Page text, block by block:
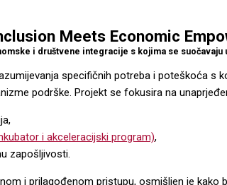
Meets Economic
i društvene integracije s kojima se
specifičnih potreba i poteškoća s
podrške. Projekt se fokusira na
i akceleracijski program),
zapošljivosti.
i prilagođenom pristupu, osmišljen je